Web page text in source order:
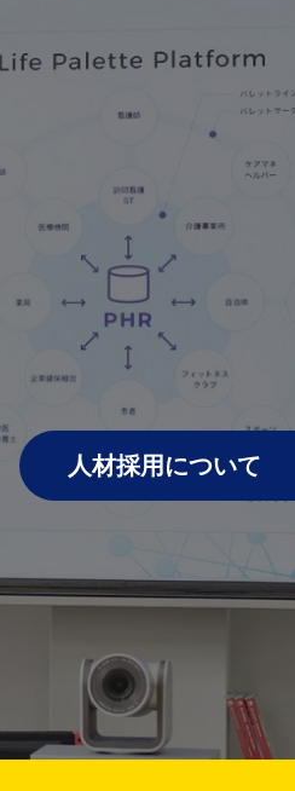
人材採用について